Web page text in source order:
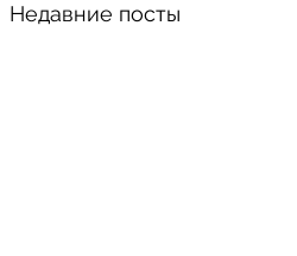
Недавние посты